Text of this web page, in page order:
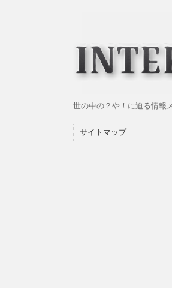
世の中の？や！に迫る情報
サイトマップ